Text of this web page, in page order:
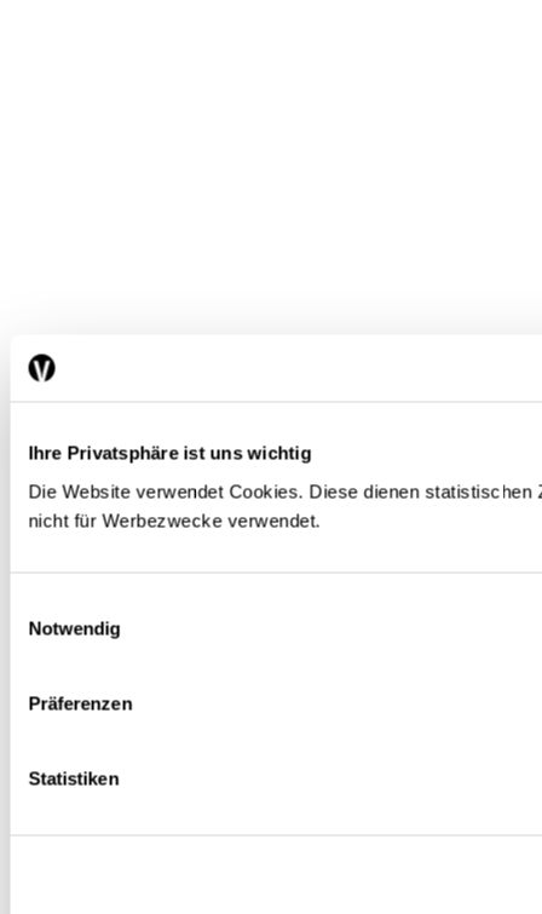
Ihre Privatsphäre ist uns wichtig
Die Website verwendet Cookies. Diese dienen
nicht für Werbezwecke verwendet.
Notwendig
Präferenzen
Statistiken